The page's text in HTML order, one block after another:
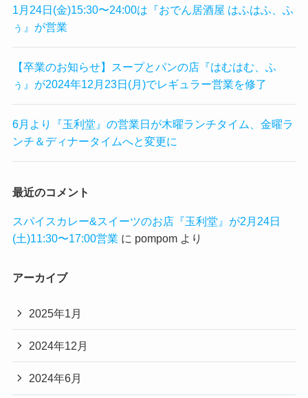
1月24日(金)15:30〜24:00は『おでん居酒屋 はふはふ、ふ
ぅ』が営業
【卒業のお知らせ】スープとパンの店『はむはむ、ふ
ぅ』が2024年12月23日(月)でレギュラー営業を修了
6月より『玉利堂』の営業日が木曜ランチタイム、金曜ラ
ンチ＆ディナータイムへと変更に
最近のコメント
スパイスカレー&スイーツのお店『玉利堂』が2月24日
(土)11:30〜17:00営業 に pompomより
アーカイブ
2025年1月
2024年12月
2024年6月